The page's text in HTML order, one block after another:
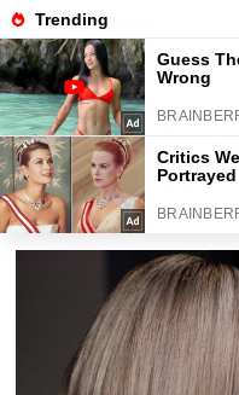
Fajntip.cz Magazín
Nejlepší účesy
každý typ
2026